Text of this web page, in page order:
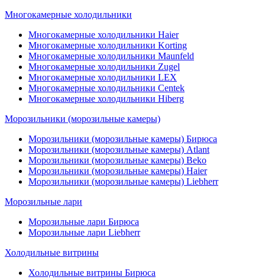
Многокамерные холодильники
Многокамерные холодильники Haier
Многокамерные холодильники Korting
Многокамерные холодильники Maunfeld
Многокамерные холодильники Zugel
Многокамерные холодильники LEX
Многокамерные холодильники Centek
Многокамерные холодильники Hiberg
Морозильники (морозильные камеры)
Морозильники (морозильные камеры) Бирюса
Морозильники (морозильные камеры) Atlant
Морозильники (морозильные камеры) Beko
Морозильники (морозильные камеры) Haier
Морозильники (морозильные камеры) Liebherr
Морозильные лари
Морозильные лари Бирюса
Морозильные лари Liebherr
Холодильные витрины
Холодильные витрины Бирюса